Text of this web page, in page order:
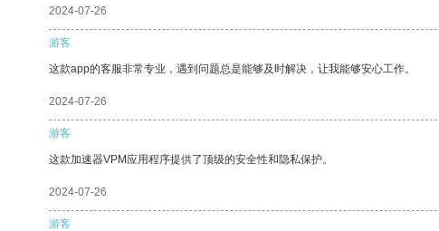
2024-07-26
游客
这款app的客服非常专业，遇到问题总是能够及时解决，让我能够安心工作。
2024-07-26
游客
这款加速器VPM应用程序提供了顶级的安全性和隐私保护。
2024-07-26
游客